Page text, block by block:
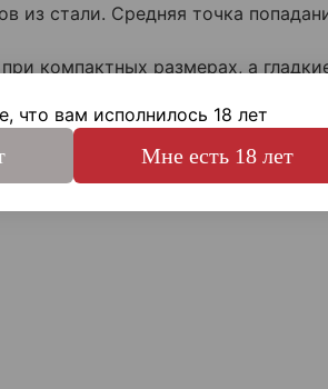
стали. Средняя точка
компактных размерах, а
чего вполне достаточно
снимать!
что вам исполнилось 18 лет
Мне есть 18 лет